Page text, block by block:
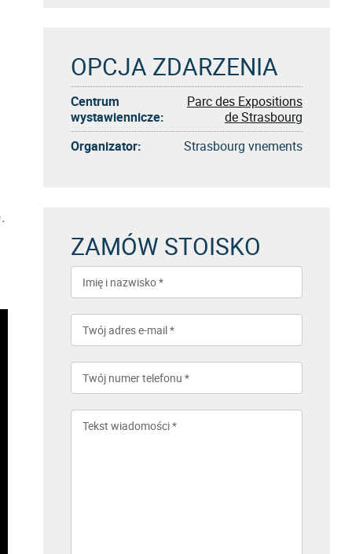
OPCJA ZDARZENIA
Centrum
wystawiennicze:
Parc des Expositions
de Strasbourg
Organizator:
Strasbourg vnements
ZAMÓW STOISKO